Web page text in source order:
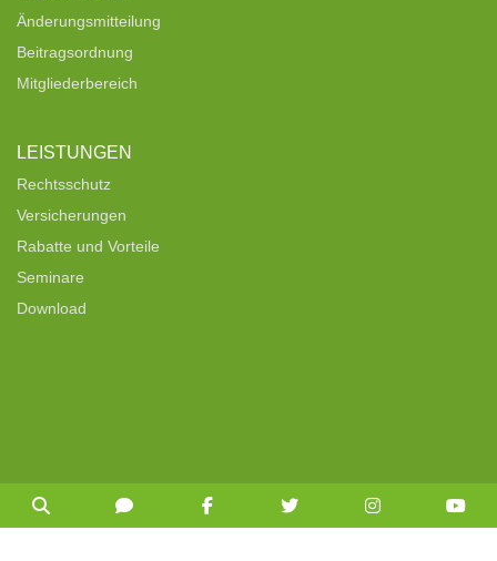
Änderungsmitteilung
Beitragsordnung
Mitgliederbereich
LEISTUNGEN
Rechtsschutz
Versicherungen
Rabatte und Vorteile
Seminare
Download